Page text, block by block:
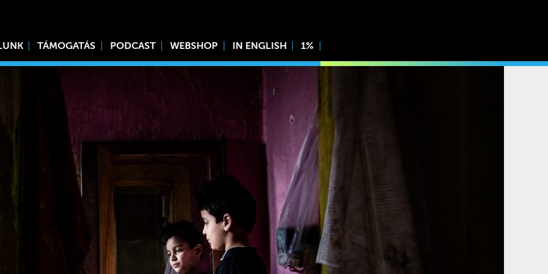
TÁMOGATÁS PODCAST WEBSHOP IN ENGLISH 1%